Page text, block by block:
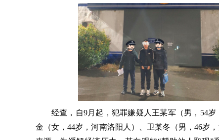
经查，自9月起，犯罪嫌疑人王某军（男，54
金（女，44岁，河南洛阳人）、卫某冬（男，46岁